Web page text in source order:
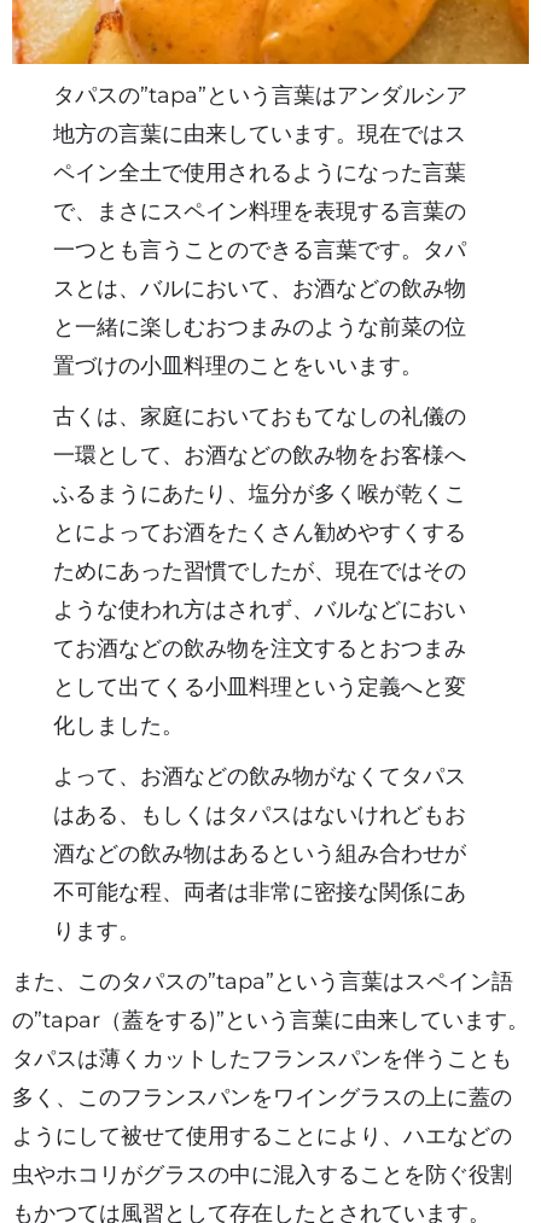
タパスの”tapa”という言葉はアンダルシア
地方の言葉に由来しています。現在ではス
ペイン全土で使用されるようになった言葉
で、まさにスペイン料理を表現する言葉の
一つとも言うことのできる言葉です。タパ
スとは、バルにおいて、お酒などの飲み物
と一緒に楽しむおつまみのような前菜の位
置づけの小皿料理のことをいいます。
古くは、家庭においておもてなしの礼儀の
一環として、お酒などの飲み物をお客様へ
ふるまうにあたり、塩分が多く喉が乾くこ
とによってお酒をたくさん勧めやすくする
ためにあった習慣でしたが、現在ではその
ような使われ方はされず、バルなどにおい
てお酒などの飲み物を注文するとおつまみ
として出てくる小皿料理という定義へと変
化しました。
よって、お酒などの飲み物がなくてタパス
はある、もしくはタパスはないけれどもお
酒などの飲み物はあるという組み合わせが
不可能な程、両者は非常に密接な関係にあ
ります。
また、このタパスの”tapa”という言葉はスペイン語
の”tapar（蓋をする)”という言葉に由来しています。
タパスは薄くカットしたフランスパンを伴うことも
多く、このフランスパンをワイングラスの上に蓋の
ようにして被せて使用することにより、ハエなどの
虫やホコリがグラスの中に混入することを防ぐ役割
もかつては風習として存在したとされています。